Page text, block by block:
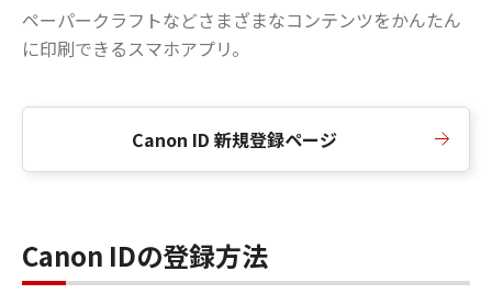
ペーパークラフトなどさまざまなコンテンツをかんたん
に印刷できるスマホアプリ。
Canon ID 新規登録ページ
Canon IDの登録方法